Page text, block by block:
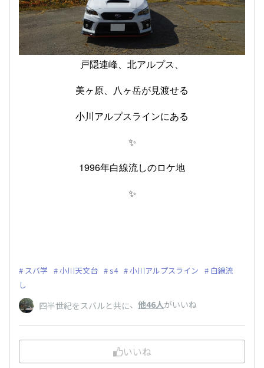
戸隠連峰、北アルプス、
美ヶ原、八ヶ岳が見渡せる
小川アルプスラインにある
✨
1996年白線流しのロケ地
✨
スバ学 小川天文台 s4 小川アルプスライン
白線流
し
四半世紀をスバルと共に、 他46人がいいね
いいね